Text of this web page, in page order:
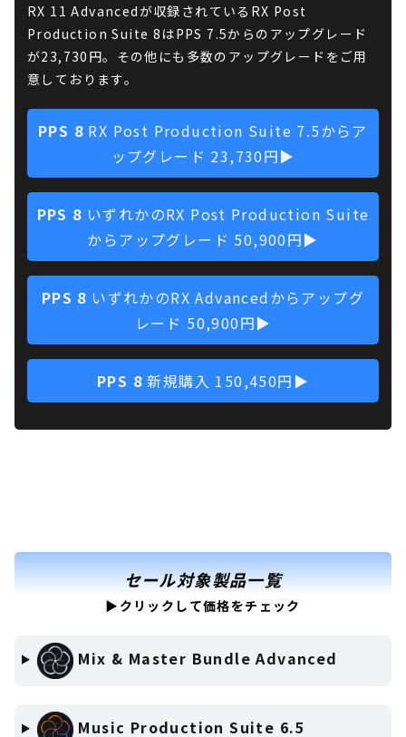
RX 11 Advancedが収録されているRX Post
Production Suite 8はPPS 7.5からのアップグレード
が23,730円。その他にも多数のアップグレードをご用
意しております。
PPS 8 RX Post Production Suite 7.5からア
ップグレード 23,730円▶
PPS 8 いずれかのRX Post Production Suite
からアップグレード 50,900円▶
PPS 8 いずれかのRX Advancedからアップグ
レード 50,900円▶
PPS 8 新規購入 150,450円▶
セール対象製品一覧
▶クリックして価格をチェック
Mix & Master Bundle Advanced
Music Production Suite 6.5